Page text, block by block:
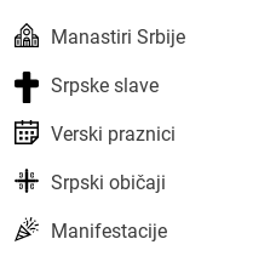
Manastiri Srbije
Srpske slave
Verski praznici
Srpski običaji
Manifestacije